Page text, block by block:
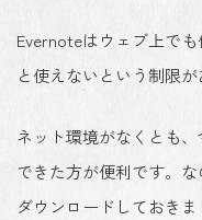
Evernoteはウェブ上で
と使えないという制限が
ネット環境がなくとも
できた方が便利です。
ダウンロードしておきま